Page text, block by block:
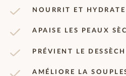
NOURRIT ET HYDRATE
APAISE LES PEAUX
PRÉVIENT LE
AMÉLIORE LA